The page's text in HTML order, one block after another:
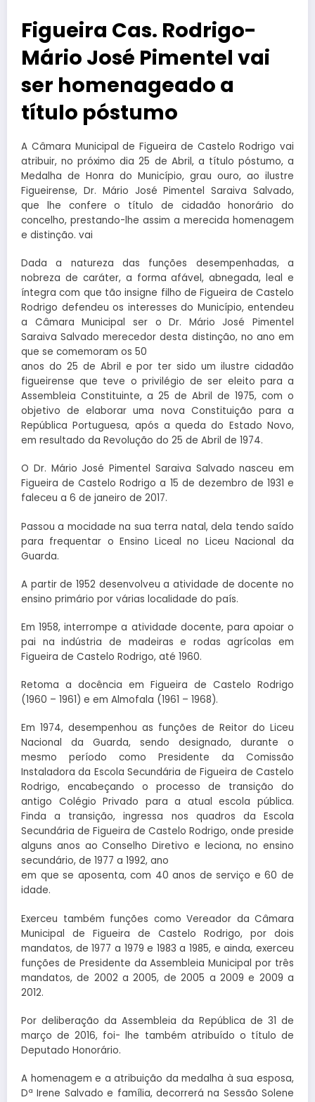
Figueira Cas. Rodrigo-
Mário José Pimentel vai
ser homenageado a
título póstumo
A Câmara Municipal de Figueira de Castelo Rodrigo vai
atribuir, no próximo dia 25 de Abril, a título póstumo, a
Medalha de Honra do Município, grau ouro, ao ilustre
Figueirense, Dr. Mário José Pimentel Saraiva Salvado,
que lhe confere o título de cidadão honorário do
concelho, prestando-lhe assim a merecida homenagem
e distinção. vai
Dada a natureza das funções desempenhadas, a
nobreza de caráter, a forma afável, abnegada, leal e
íntegra com que tão insigne filho de Figueira de Castelo
Rodrigo defendeu os interesses do Município, entendeu
a Câmara Municipal ser o Dr. Mário José Pimentel
Saraiva Salvado merecedor desta distinção, no ano em
que se comemoram os 50
anos do 25 de Abril e por ter sido um ilustre cidadão
figueirense que teve o privilégio de ser eleito para a
Assembleia Constituinte, a 25 de Abril de 1975, com o
objetivo de elaborar uma nova Constituição para a
República Portuguesa, após a queda do Estado Novo,
em resultado da Revolução do 25 de Abril de 1974.
O Dr. Mário José Pimentel Saraiva Salvado nasceu em
Figueira de Castelo Rodrigo a 15 de dezembro de 1931 e
faleceu a 6 de janeiro de 2017.
Passou a mocidade na sua terra natal, dela tendo saído
para frequentar o Ensino Liceal no Liceu Nacional da
Guarda.
A partir de 1952 desenvolveu a atividade de docente no
ensino primário por várias localidade do país.
Em 1958, interrompe a atividade docente, para apoiar o
pai na indústria de madeiras e rodas agrícolas em
Figueira de Castelo Rodrigo, até 1960.
Retoma a docência em Figueira de Castelo Rodrigo
(1960 – 1961) e em Almofala (1961 – 1968).
Em 1974, desempenhou as funções de Reitor do Liceu
Nacional da Guarda, sendo designado, durante o
mesmo período como Presidente da Comissão
Instaladora da Escola Secundária de Figueira de Castelo
Rodrigo, encabeçando o processo de transição do
antigo Colégio Privado para a atual escola pública.
Finda a transição, ingressa nos quadros da Escola
Secundária de Figueira de Castelo Rodrigo, onde preside
alguns anos ao Conselho Diretivo e leciona, no ensino
secundário, de 1977 a 1992, ano
em que se aposenta, com 40 anos de serviço e 60 de
idade.
Exerceu também funções como Vereador da Câmara
Municipal de Figueira de Castelo Rodrigo, por dois
mandatos, de 1977 a 1979 e 1983 a 1985, e ainda, exerceu
funções de Presidente da Assembleia Municipal por três
mandatos, de 2002 a 2005, de 2005 a 2009 e 2009 a
2012.
Por deliberação da Assembleia da República de 31 de
março de 2016, foi- lhe também atribuído o título de
Deputado Honorário.
A homenagem e a atribuição da medalha à sua esposa,
Dª Irene Salvado e família, decorrerá na Sessão Solene